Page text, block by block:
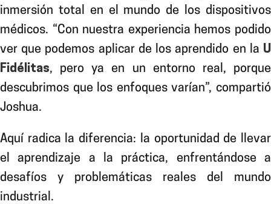
inmersión total en el mundo de los dispositivos
médicos. “Con nuestra experiencia hemos podido
ver que podemos aplicar de los aprendido en la U
Fidélitas, pero ya en un entorno real, porque
descubrimos que los enfoques varían”, compartió
Joshua.
Aquí radica la diferencia: la oportunidad de llevar
el aprendizaje a la práctica, enfrentándose a
desafíos y problemáticas reales del mundo
industrial.